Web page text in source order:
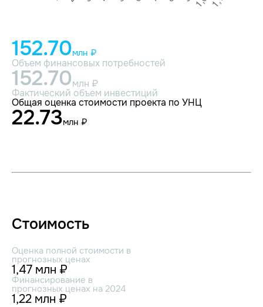
152.70млн ₽
Объем финансовых потребностей
152.70млн ₽
Фактический объем инвестиций
Общая оценка стоимости проекта по УНЦ
22.73млн ₽
Стоимость
Оценка полной стоимости в
прогнозных ценах
1,47 млн ₽
Финансирование в
прогнозных ценах на 2024
1,22 млн ₽